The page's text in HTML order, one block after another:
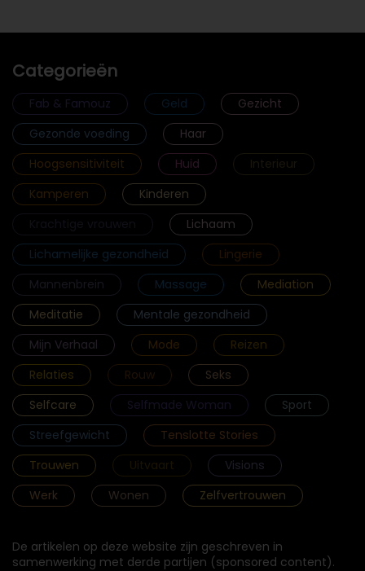
Categorieën
Fab & Famouz Geld
Gezicht
Gezonde voeding
Haar
Hoogsensitiviteit
Huid
Interieur
Kamperen
Kinderen
Lichaam
Lichamelijke gezondheid
Lingerie
Mannenbrein
Massage
Mediation
Meditatie
Mentale gezondheid
Mijn Verhaal
Mode
Reizen
Relaties
Rouw
Seks
Selfcare
Selfmade Woman
Sport
Streefgewicht
Tenslotte Stories
Trouwen
Uitvaart
Visions
Werk
Wonen Zelfvertrouwen
De artikelen op deze website zijn geschreven in
samenwerking met derde partijen (sponsored content).